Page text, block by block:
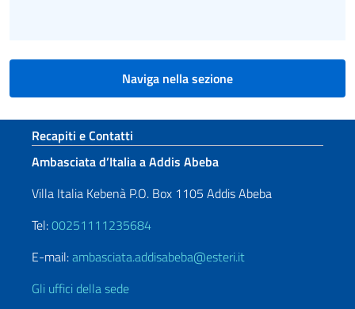
Naviga nella sezione
Sezione footer
Recapiti e Contatti
Ambasciata d’Italia a Addis Abeba
Villa Italia Kebenà P.O. Box 1105 Addis Abeba
Tel:00251111235684
E-mail:ambasciata.addisabeba@esteri.it
Gli uffici della sede